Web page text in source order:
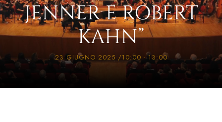
JENNER E ROBERT
KAHN”
23 GIUGNO 2025 /10:00 -13:00